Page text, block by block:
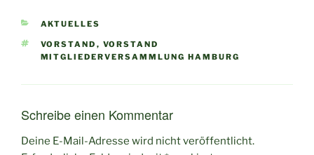
KATEGORIEN
AKTUELLES
SCHLAGWÖRTER
VORSTAND , VORSTAND
MITGLIEDERVERSAMMLUNG HAMBURG
Schreibe einen Kommentar
Deine E-Mail-Adresse wird nicht veröffentlicht.